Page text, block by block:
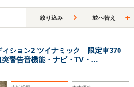
絞り込み 並べ替え
ション2 ツイナミック 限定車370
警告音機能・ナビ・TV・
バックカメラ・クルーズコントロー
ライト・ステアリングスイッチ・フ